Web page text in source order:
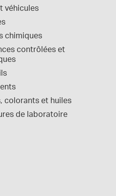
véhicules
chimiques
contrôlées et
colorants et huiles
de laboratoire